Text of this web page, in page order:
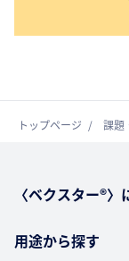
トップページ 課題
〈ベクスター®〉
用途から探す